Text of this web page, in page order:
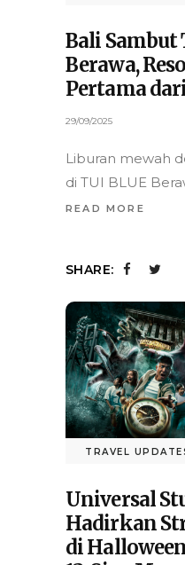
Bali Sambut
Berawa,
Pertama
29/09/2025
Liburan mewah
di TUI BLUE
READ MORE
SHARE:
TRAVEL
Universal
Hadirkan
di